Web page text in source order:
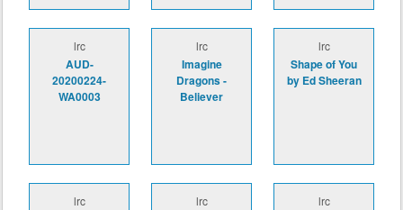
lrc
AUD-
20200224-
WA0003
lrc
Imagine
Dragons -
Believer
lrc
Shape of You
by Ed Sheeran
lrc lrc lrc